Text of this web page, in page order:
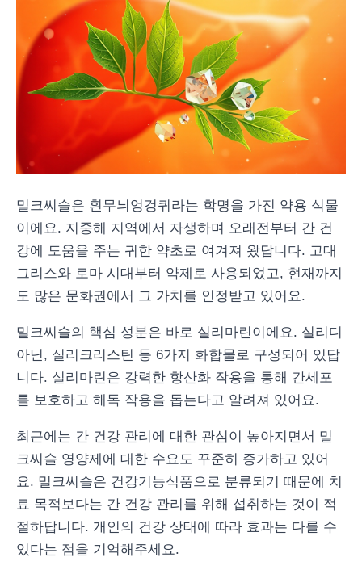
밀크씨슬은 흰무늬엉겅퀴라는 학명을 가진 약용 식물
이에요. 지중해 지역에서 자생하며 오래전부터 간 건
강에 도움을 주는 귀한 약초로 여겨져 왔답니다. 고대
그리스와 로마 시대부터 약제로 사용되었고, 현재까지
도 많은 문화권에서 그 가치를 인정받고 있어요.
밀크씨슬의 핵심 성분은 바로 실리마린이에요. 실리디
아닌, 실리크리스틴 등 6가지 화합물로 구성되어 있답
니다. 실리마린은 강력한 항산화 작용을 통해 간세포
를 보호하고 해독 작용을 돕는다고 알려져 있어요.
최근에는 간 건강 관리에 대한 관심이 높아지면서 밀
크씨슬 영양제에 대한 수요도 꾸준히 증가하고 있어
요. 밀크씨슬은 건강기능식품으로 분류되기 때문에 치
료 목적보다는 간 건강 관리를 위해 섭취하는 것이 적
절하답니다. 개인의 건강 상태에 따라 효과는 다를 수
있다는 점을 기억해주세요.